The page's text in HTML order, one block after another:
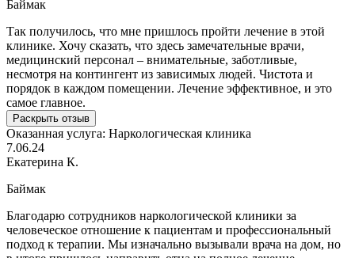
Баймак
Так получилось, что мне пришлось пройти лечение в этой
клинике. Хочу сказать, что здесь замечательные врачи,
медицинский персонал – внимательные, заботливые,
несмотря на контингент из зависимых людей. Чистота и
порядок в каждом помещении. Лечение эффективное, и это
самое главное.
Раскрыть отзыв
Оказанная услуга: Наркологическая клиника
7.06.24
Екатерина К.
Баймак
Благодарю сотрудников наркологической клиники за
человеческое отношение к пациентам и профессиональный
подход к терапии. Мы изначально вызывали врача на дом, но